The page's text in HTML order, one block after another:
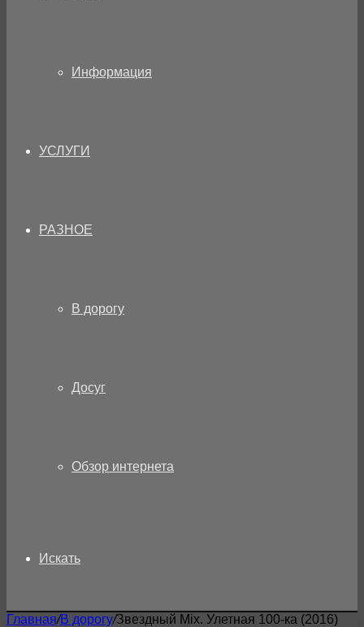
Информация
УСЛУГИ
РАЗНОЕ
В дорогу
Досуг
Обзор интернета
Искать
Главная/В дорогу/Звездный Mix. Улетная 100-ка (2016)